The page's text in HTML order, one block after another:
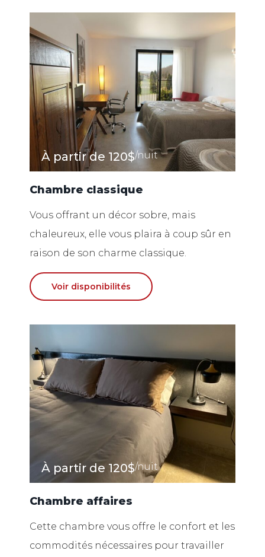
À partir de 120$/nuit
Chambre classique
Vous offrant un décor sobre, mais
chaleureux, elle vous plaira à coup sûr en
raison de son charme classique.
Voir disponibilités
À partir de 120$/nuit
Chambre affaires
Cette chambre vous offre le confort et les
commodités nécessaires pour travailler